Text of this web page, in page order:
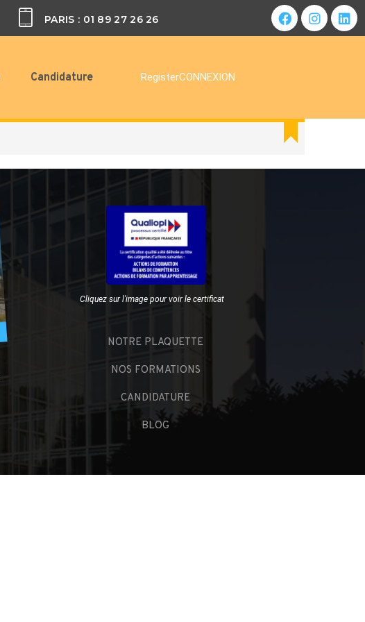
PARIS : 01 89 27 26 26
Candidature RegisterCONNEXION
Cliquez sur l'image pour voir le certificat
NOTRE PLAQUETTE
NOS FORMATIONS
CANDIDATURE
BLOG